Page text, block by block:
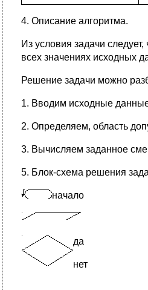
4. Описание алгоритма.
Из условия задачи следует,
всех значениях исходных
Решение задачи можно
1. Вводим исходные
2. Определяем, область
3. Вычисляем заданное
5. Блок-схема решения
начало
да
нет